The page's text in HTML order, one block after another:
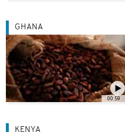
00:59
GHANA
KENYA